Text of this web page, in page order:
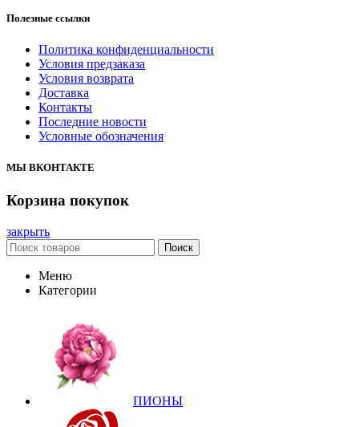
Полезные ссылки
Политика конфиденциальности
Условия предзаказа
Условия возврата
Доставка
Контакты
Последние новости
Условные обозначения
МЫ ВКОНТАКТЕ
Корзина покупок
закрыть
Поиск
Меню
Категории
ПИОНЫ